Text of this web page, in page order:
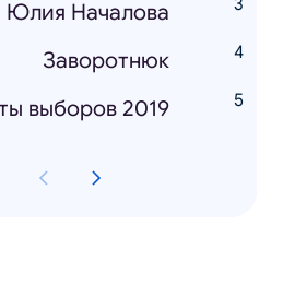
Юлия Началова
Заворотнюк